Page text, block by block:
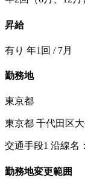
昇給
有り 年1回 / 7月
勤務地
東京都
東京都 千代田区
交通手段1 沿線名
勤務地変更範囲